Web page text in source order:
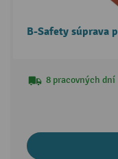
B-Safety súprava
8 pracovných dní